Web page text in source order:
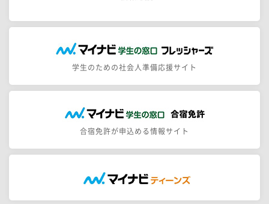
学生のための社会人準備応援サイト
合宿免許が申込める情報サイト